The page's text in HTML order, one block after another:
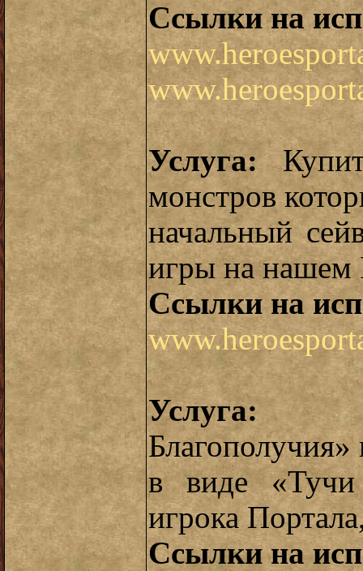
Ссылки на
Услуга:
монстров
начальный
игры на нашем
Ссылки на
Услуга:
Благополучия»
в виде
игрока
Ссылки на